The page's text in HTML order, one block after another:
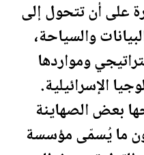
على أن تتحول إلى
والسياحة،
ومواردها
الإسرائيلية.
بعض الصهاينة
ما يُسمّى مؤسسة